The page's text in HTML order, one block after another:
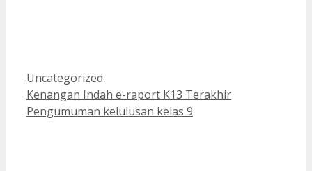
Kategori
Uncategorized
Kenangan Indah e-raport K13 Terakhir
Pengumuman kelulusan kelas 9